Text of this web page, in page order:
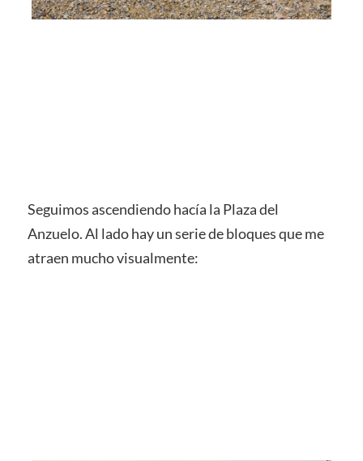
Seguimos ascendiendo hacía la Plaza del
Anzuelo. Al lado hay un serie de bloques que me
atraen mucho visualmente: